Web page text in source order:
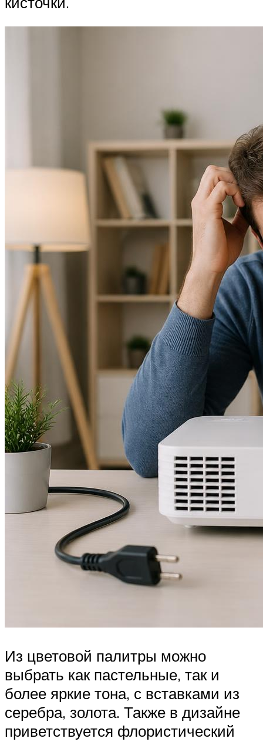
Из цветовой палитры можно
выбрать как пастельные, так и
более яркие тона, с вставками из
серебра, золота. Также в дизайне
приветствуется флористический